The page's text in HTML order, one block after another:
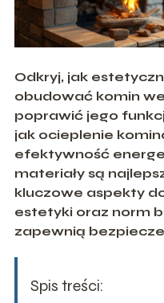
Odkryj, jak
obudować komin
poprawić jego
jak ocieplenie
efektywność
materiały są
kluczowe aspekty
estetyki oraz norm
zapewnią
Spis treści: